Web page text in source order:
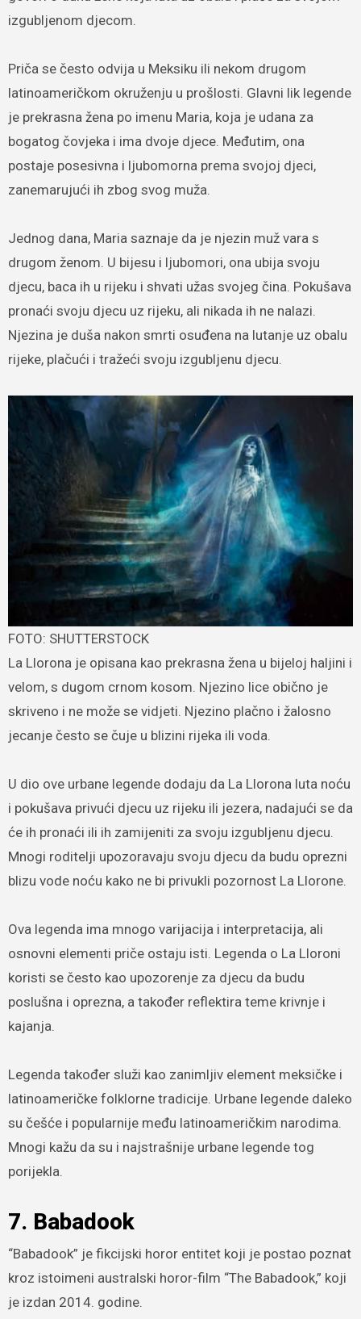
izgubljenom djecom.
Priča se često odvija u Meksiku ili nekom drugom
latinoameričkom okruženju u prošlosti. Glavni lik legende
je prekrasna žena po imenu Maria, koja je udana za
bogatog čovjeka i ima dvoje djece. Međutim, ona
postaje posesivna i ljubomorna prema svojoj djeci,
zanemarujući ih zbog svog muža.
Jednog dana, Maria saznaje da je njezin muž vara s
drugom ženom. U bijesu i ljubomori, ona ubija svoju
djecu, baca ih u rijeku i shvati užas svojeg čina. Pokušava
pronaći svoju djecu uz rijeku, ali nikada ih ne nalazi.
Njezina je duša nakon smrti osuđena na lutanje uz obalu
rijeke, plačući i tražeći svoju izgubljenu djecu.
FOTO: SHUTTERSTOCK
La Llorona je opisana kao prekrasna žena u bijeloj haljini i
velom, s dugom crnom kosom. Njezino lice obično je
skriveno i ne može se vidjeti. Njezino plačno i žalosno
jecanje često se čuje u blizini rijeka ili voda.
U dio ove urbane legende dodaju da La Llorona luta noću
i pokušava privući djecu uz rijeku ili jezera, nadajući se da
će ih pronaći ili ih zamijeniti za svoju izgubljenu djecu.
Mnogi roditelji upozoravaju svoju djecu da budu oprezni
blizu vode noću kako ne bi privukli pozornost La Llorone.
Ova legenda ima mnogo varijacija i interpretacija, ali
osnovni elementi priče ostaju isti. Legenda o La Lloroni
koristi se često kao upozorenje za djecu da budu
poslušna i oprezna, a također reflektira teme krivnje i
kajanja.
Legenda također služi kao zanimljiv element meksičke i
latinoameričke folklorne tradicije. Urbane legende daleko
su češće i popularnije među latinoameričkim narodima.
Mnogi kažu da su i najstrašnije urbane legende tog
porijekla.
7. Babadook
“Babadook” je fikcijski horor entitet koji je postao poznat
kroz istoimeni australski horor-film “The Babadook,” koji
je izdan 2014. godine.